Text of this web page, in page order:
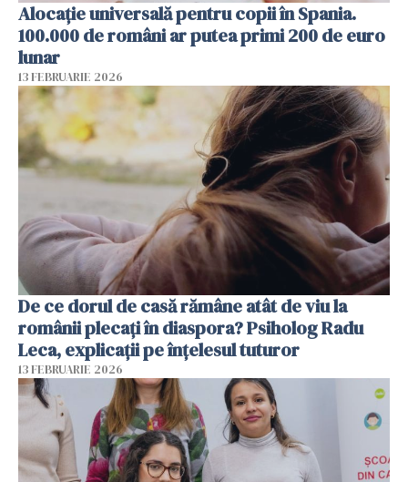
Alocație universală pentru copii în Spania.
100.000 de români ar putea primi 200 de euro
lunar
13 FEBRUARIE 2026
De ce dorul de casă rămâne atât de viu la
românii plecați în diaspora? Psiholog Radu
Leca, explicații pe înțelesul tuturor
13 FEBRUARIE 2026